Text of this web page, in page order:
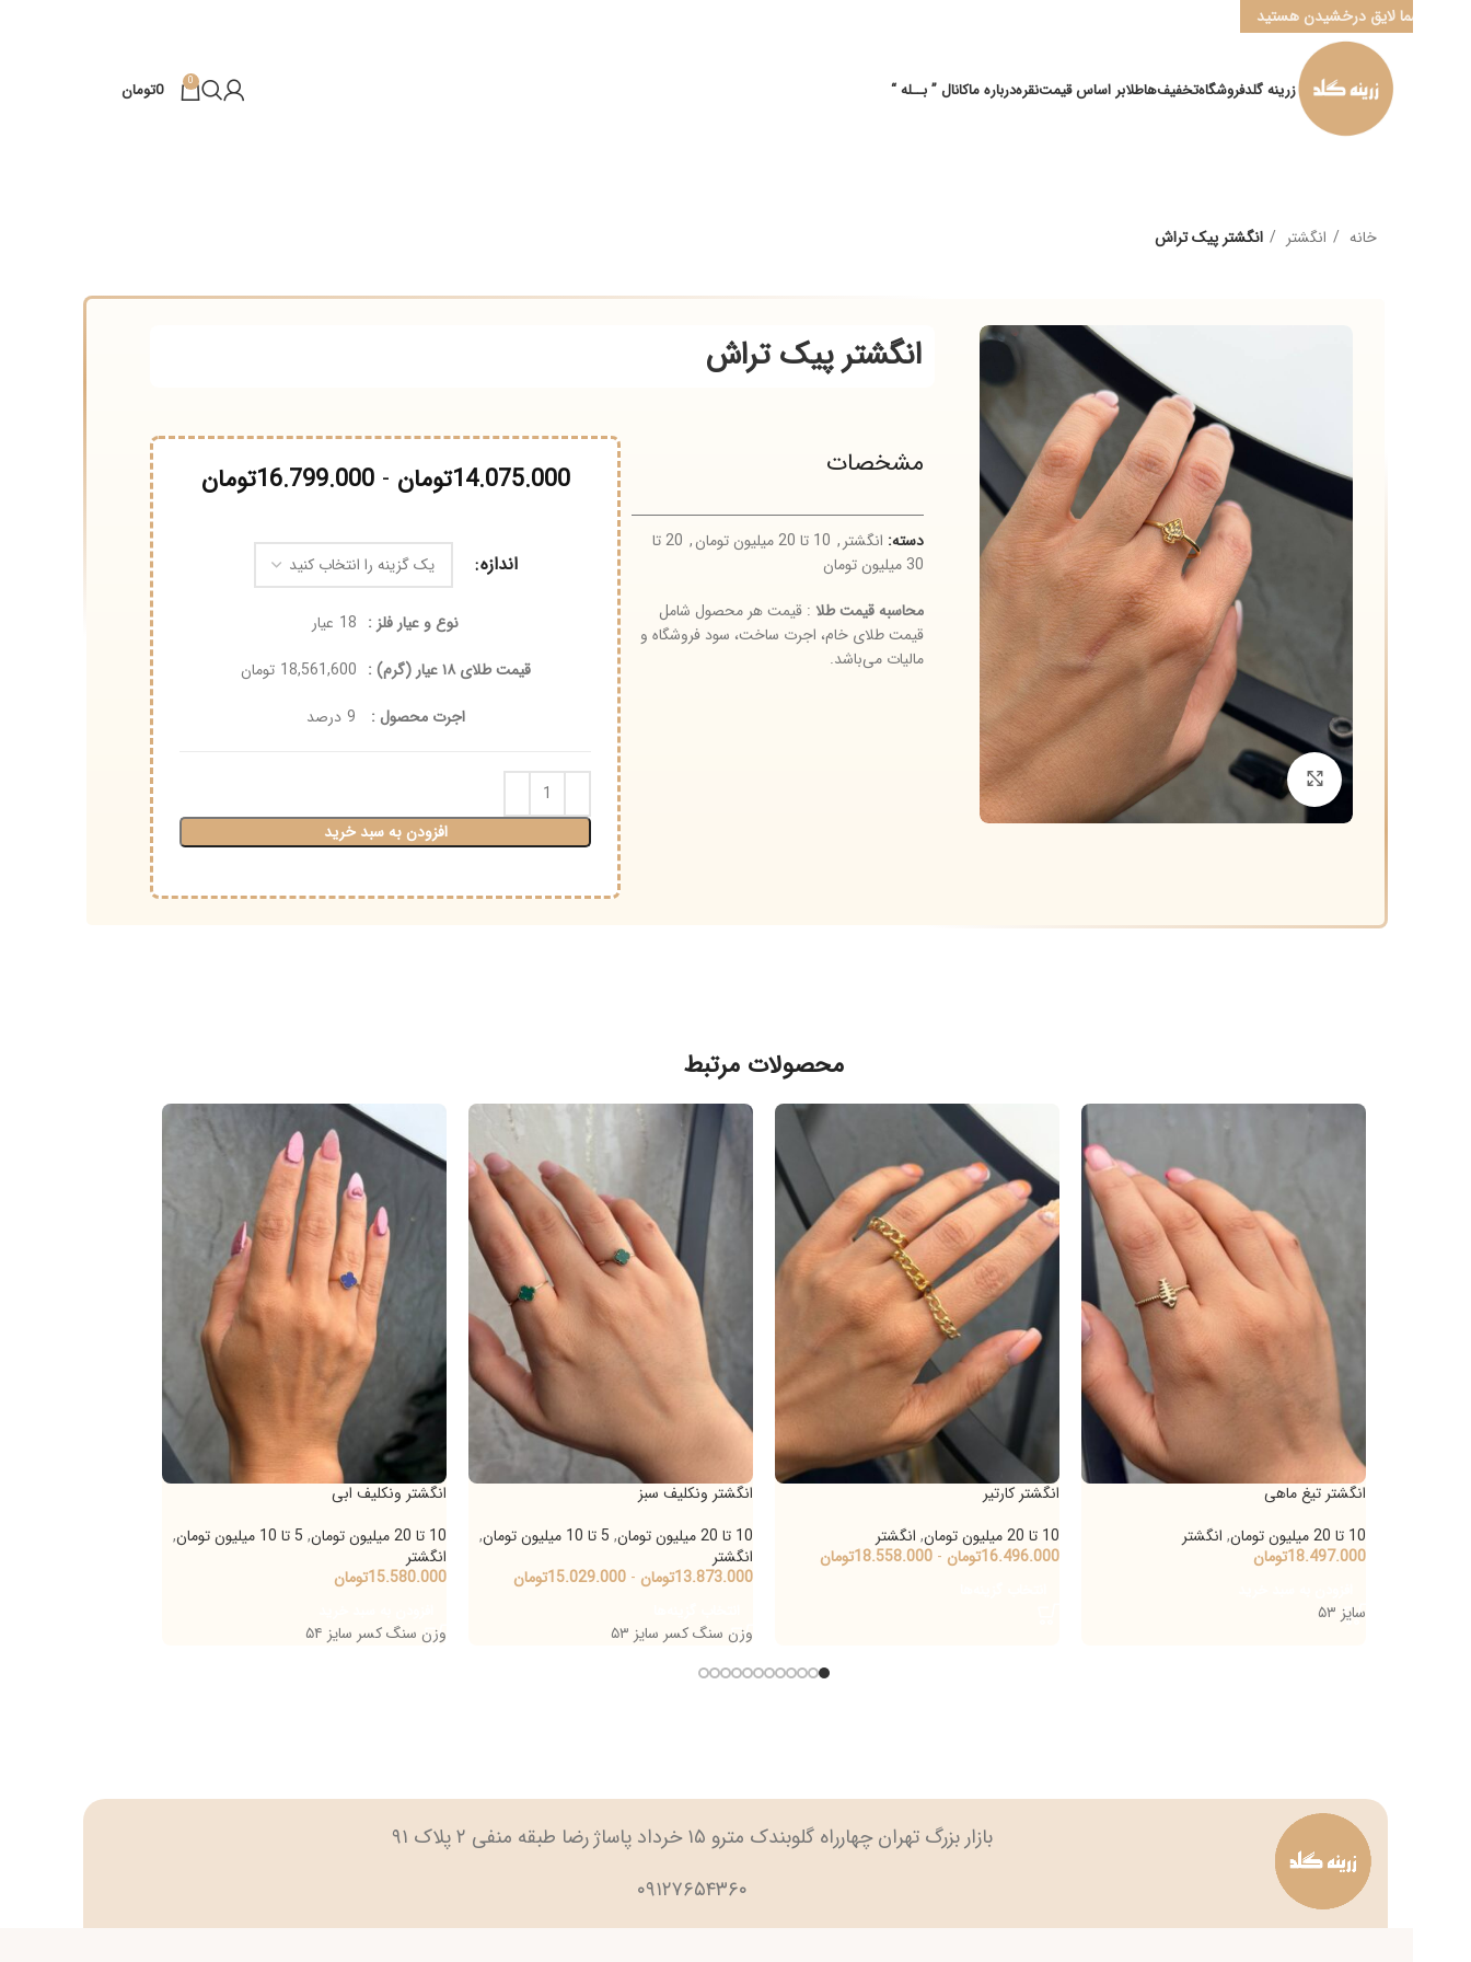
زرینه گلد فروشگاهتخفیف‌هاطلابر اساس قیمتنقرهدرباره ماکانال ” بــله “ 0تومان
انگشتر انگشتر پیک تراش
برای بزرگنمایی کلیک کنید
انگشتر پیک تراش
مشخصات
انگشتر, 10 تا 20 میلیون تومان ,
20 تا
30 میلیون تومان
محاسبه قیمت طلا: قیمت هر محصول شامل
قیمت طلای خام، اجرت ساخت، سود فروشگاه و
مالیات می‌باشد.
14.075.000تومان-
16.799.000تومان
نوع و عیار فلز : 18 عیار
قیمت طلای ۱۸ عیار (گرم) :
18,561,600 تومان
اجرت محصول : 9 درصد
افزودن به سبد خرید
محصولات مرتبط
انگشتر تیغ ماهی
,انگشتر
18.497.000تومان
انگشتر کارتیر
,انگشتر
16.496.000تومان-
18.558.000تومان
انگشتر ونکلیف سبز
,5 تا 10 میلیون تومان
,
انگشتر
13.873.000تومان-
15.029.000تومان
وزن سنگ کسر سایز ۵۳
انگشتر ونکلیف ابی
10 تا 20 میلیون تومان
,5 تا 10 میلیون تومان
,
15.580.000تومان
وزن سنگ کسر سایز ۵۴
20 تا 30 میلیون تومان
بازار بزرگ تهران چهارراه گلوبندک مترو ۱۵ خرداد پاساژ رضا طبقه منفی ۲ پلاک ۹۱
۰۹۱۲۷۶۵۴۳۶۰
لایق درخشیدن هستید